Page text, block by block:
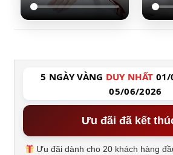
5 NGÀY VÀNG DUY NHẤT 01/
05/06/2026
Ưu đãi đã kết
Ưu đãi dành cho 20 khách hàng